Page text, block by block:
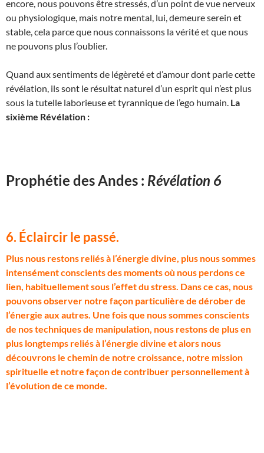
encore, nous pouvons être stressés, d’un point de vue nerveux
ou physiologique, mais notre mental, lui, demeure serein et
stable, cela parce que nous connaissons la vérité et que nous
ne pouvons plus l’oublier.
Quand aux sentiments de légèreté et d’amour dont parle cette
révélation, ils sont le résultat naturel d’un esprit qui n’est plus
sous la tutelle laborieuse et tyrannique de l’ego humain. La
sixième Révélation :
Prophétie des Andes : Révélation 6
6. Éclaircir le passé.
Plus nous restons reliés à l’énergie divine, plus nous sommes
intensément conscients des moments où nous perdons ce
lien, habituellement sous l’effet du stress. Dans ce cas, nous
pouvons observer notre façon particulière de dérober de
l’énergie aux autres. Une fois que nous sommes conscients
de nos techniques de manipulation, nous restons de plus en
plus longtemps reliés à l’énergie divine et alors nous
découvrons le chemin de notre croissance, notre mission
spirituelle et notre façon de contribuer personnellement à
l’évolution de ce monde.